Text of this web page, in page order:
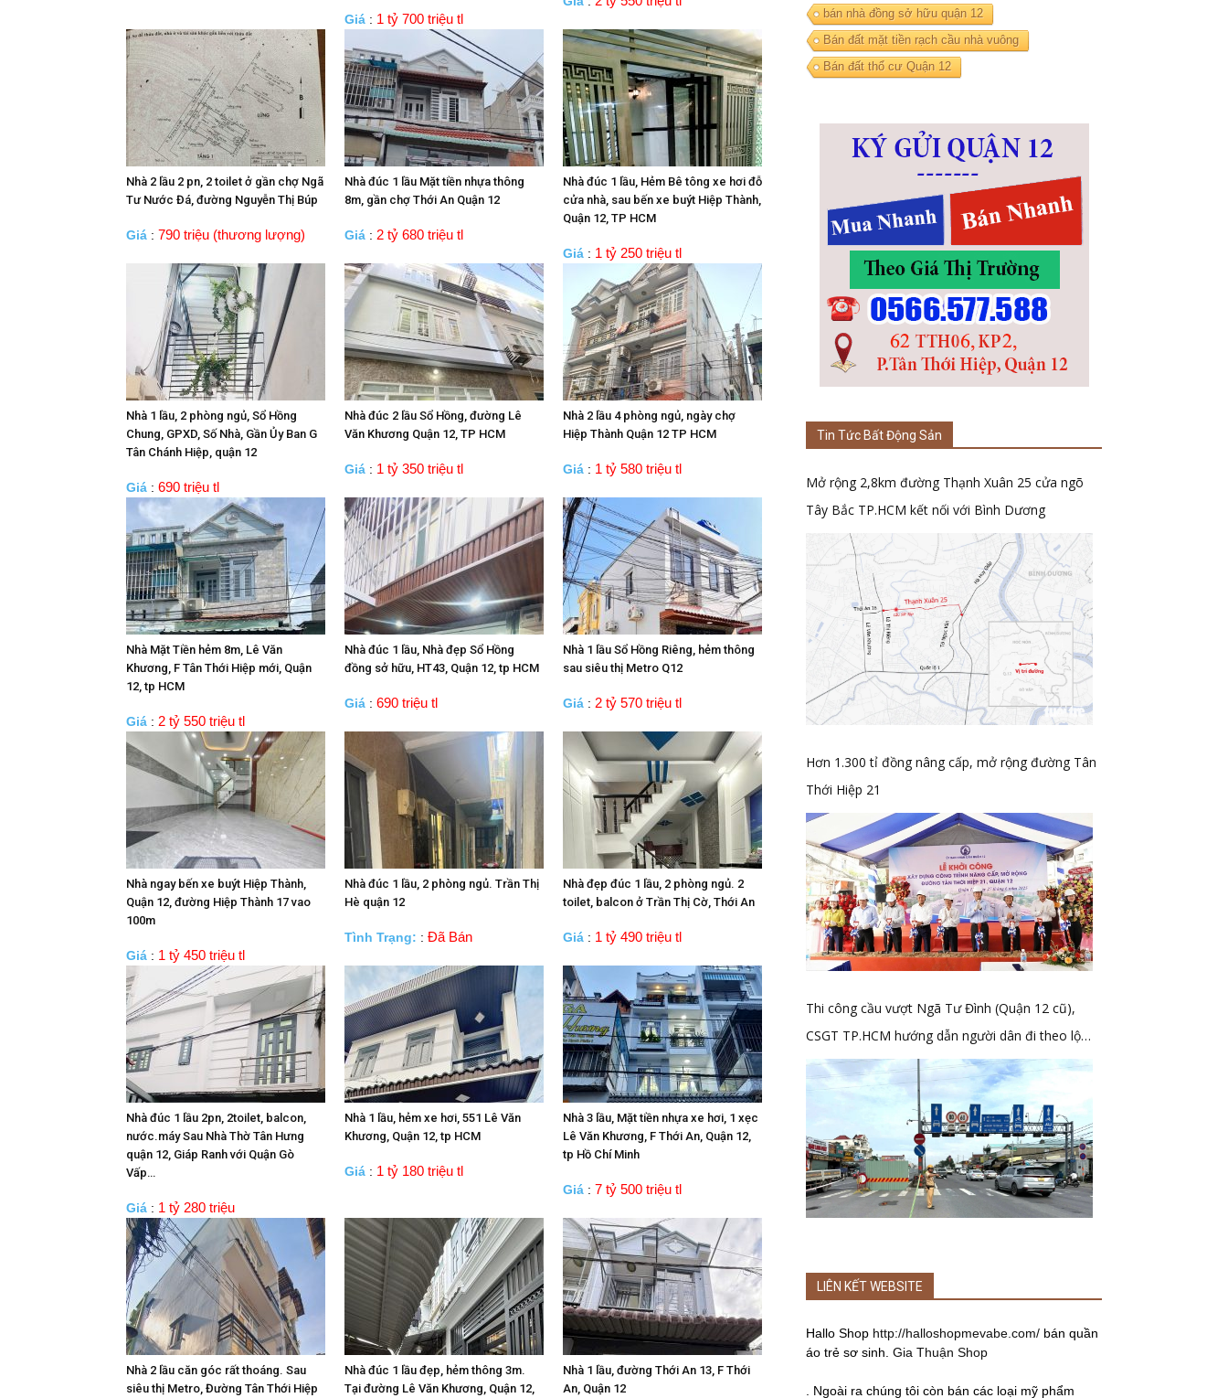
Giá : 1 tỷ 700 triệu tl
Nhà 2 lầu 2 pn, 2 toilet ở gần chợ Ngã
Tư Nước Đá, đường Nguyễn Thị Búp
Giá : 790 triệu (thương lượng)
Nhà đúc 1 lầu Mặt tiền nhựa thông
8m, gần chợ Thới An Quận 12
Giá : 2 tỷ 680 triệu tl
Nhà đúc 1 lầu, Hẻm Bê tông xe hơi đỗ
cửa nhà, sau bến xe buýt Hiệp Thành,
Quận 12, TP HCM
Giá : 1 tỷ 250 triệu tl
Nhà 1 lầu, 2 phòng ngủ, Sổ Hồng
Chung, GPXD, Số Nhà, Gần Ủy Ban G
Tân Chánh Hiệp, quận 12
Giá : 690 triệu tl
Nhà đúc 2 lầu Sổ Hồng, đường Lê
Văn Khương Quận 12, TP HCM
Giá : 1 tỷ 350 triệu tl
Nhà 2 lầu 4 phòng ngủ, ngày chợ
Hiệp Thành Quận 12 TP HCM
Giá : 1 tỷ 580 triệu tl
Nhà Mặt Tiền hẻm 8m, Lê Văn
Khương, F Tân Thới Hiệp mới, Quận
12, tp HCM
Giá : 2 tỷ 550 triệu tl
Nhà đúc 1 lầu, Nhà đẹp Sổ Hồng
đồng sở hữu, HT43, Quận 12, tp HCM
Giá : 690 triệu tl
Nhà 1 lầu Sổ Hồng Riêng, hẻm thông
sau siêu thị Metro Q12
Giá : 2 tỷ 570 triệu tl
Nhà ngay bến xe buýt Hiệp Thành,
Quận 12, đường Hiệp Thành 17 vao
100m
Giá : 1 tỷ 450 triệu tl
Nhà đúc 1 lầu, 2 phòng ngủ. Trần Thị
Hè quận 12
Tình Trạng: : Đã Bán
Nhà đẹp đúc 1 lầu, 2 phòng ngủ. 2
toilet, balcon ở Trần Thị Cờ, Thới An
Giá : 1 tỷ 490 triệu tl
Nhà đúc 1 lầu 2pn, 2toilet, balcon,
nước.máy Sau Nhà Thờ Tân Hưng
quận 12, Giáp Ranh với Quận Gò
Vấp…
Giá : 1 tỷ 280 triệu
Nhà 1 lầu, hẻm xe hơi, 551 Lê Văn
Khương, Quận 12, tp HCM
Giá : 1 tỷ 180 triệu tl
Nhà 3 lầu, Mặt tiền nhựa xe hơi, 1 xẹc
Lê Văn Khương, F Thới An, Quận 12,
tp Hồ Chí Minh
Giá : 7 tỷ 500 triệu tl
Nhà 2 lầu căn góc rất thoáng. Sau
siêu thị Metro, Đường Tân Thới Hiệp
Nhà đúc 1 lầu đẹp, hẻm thông 3m.
Tại đường Lê Văn Khương, Quận 12,
Nhà 1 lầu, đường Thới An 13, F Thới
An, Quận 12
bán nhà đồng sở hữu quận 12
Bán đất mặt tiền rạch cầu nhà vuông
Bán đất thổ cư Quận 12
Tin Tức Bất Động Sản
Mở rộng 2,8km đường Thạnh Xuân 25 cửa ngõ
Tây Bắc TP.HCM kết nối với Bình Dương
Hơn 1.300 tỉ đồng nâng cấp, mở rộng đường Tân
Thới Hiệp 21
Thi công cầu vượt Ngã Tư Đình (Quận 12 cũ),
CSGT TP.HCM hướng dẫn người dân đi theo lộ
trình mới
LIÊN KẾT WEBSITE
Hallo Shop http://halloshopmevabe.com/ bán quần
áo trẻ sơ sinh. Gia Thuận Shop
. Ngoài ra chúng tôi còn bán các loại mỹ phẩm